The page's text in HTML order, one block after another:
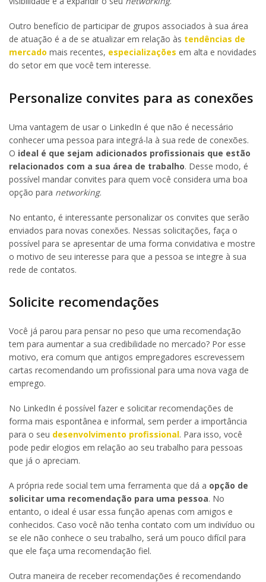
Outro benefício de participar de grupos associados à sua área
de atuação é a de se atualizar em relação às tendências de
mercado mais recentes, especializações em alta e novidades
do setor em que você tem interesse.
Personalize convites para as conexões
Uma vantagem de usar o LinkedIn é que não é necessário
conhecer uma pessoa para integrá-la à sua rede de conexões.
O ideal é que sejam adicionados profissionais que estão
relacionados com a sua área de trabalho. Desse modo, é
possível mandar convites para quem você considera uma boa
opção para networking.
No entanto, é interessante personalizar os convites que serão
enviados para novas conexões. Nessas solicitações, faça o
possível para se apresentar de uma forma convidativa e mostre
o motivo de seu interesse para que a pessoa se integre à sua
rede de contatos.
Solicite recomendações
Você já parou para pensar no peso que uma recomendação
tem para aumentar a sua credibilidade no mercado? Por esse
motivo, era comum que antigos empregadores escrevessem
cartas recomendando um profissional para uma nova vaga de
emprego.
No LinkedIn é possível fazer e solicitar recomendações de
forma mais espontânea e informal, sem perder a importância
para o seu desenvolvimento profissional. Para isso, você
pode pedir elogios em relação ao seu trabalho para pessoas
que já o apreciam.
A própria rede social tem uma ferramenta que dá a opção de
solicitar uma recomendação para uma pessoa. No
entanto, o ideal é usar essa função apenas com amigos e
conhecidos. Caso você não tenha contato com um indivíduo ou
se ele não conhece o seu trabalho, será um pouco difícil para
que ele faça uma recomendação fiel.
Outra maneira de receber recomendações é recomendando